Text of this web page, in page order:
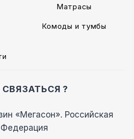
Матрасы
Комоды и тумбы
?
«Мегасон». Российская
Федерация